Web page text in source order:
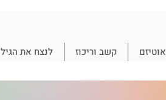
אוטיזם קשב וריכוז לנצח את הגיל